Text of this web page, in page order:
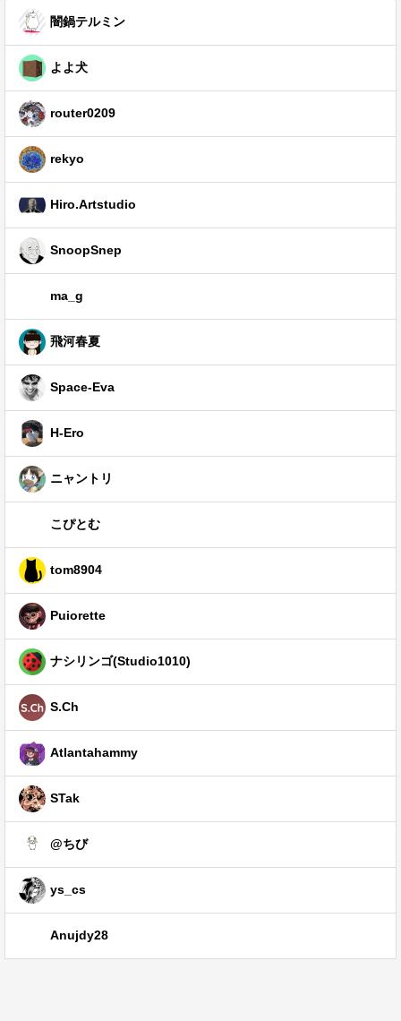
闇鍋テルミン
よよ犬
router0209
rekyo
Hiro.Artstudio
SnoopSnep
ma_g
飛河春夏
Space-Eva
H-Ero
ニャントリ
こぴとむ
tom8904
Puiorette
ナシリンゴ(Studio1010)
S.Ch
Atlantahammy
STak
@ちび
ys_cs
Anujdy28